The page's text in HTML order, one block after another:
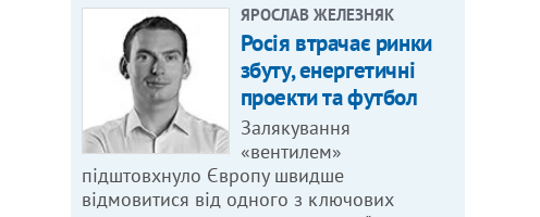
ЯРОСЛАВ ЖЕЛЕЗНЯК
Росія втрачає ринки
збуту, енергетичні
проекти та футбол
Залякування
«вентилем»
підштовхнуло Європу швидше
відмовитися від одного з ключових